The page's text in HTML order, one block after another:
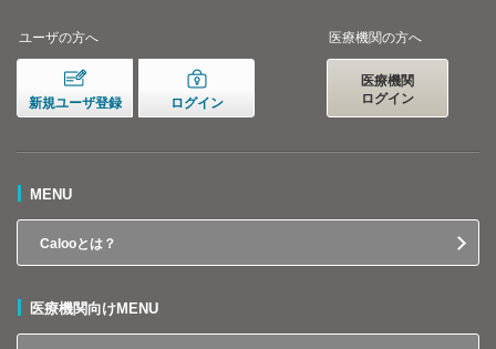
ユーザの方へ
新規ユーザ登録 ログイン
医療機関の方へ
医療機関
ログイン
MENU
Calooとは？
医療機関向けMENU